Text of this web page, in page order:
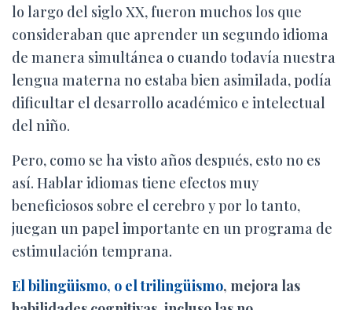
lo largo del siglo XX, fueron muchos los que
consideraban que aprender un segundo idioma
de manera simultánea o cuando todavía nuestra
lengua materna no estaba bien asimilada, podía
dificultar el desarrollo académico e intelectual
del niño.
Pero, como se ha visto años después, esto no es
así. Hablar idiomas tiene efectos muy
beneficiosos sobre el cerebro y por lo tanto,
juegan un papel importante en un programa de
estimulación temprana.
El bilingüismo, o el trilingüismo, mejora las